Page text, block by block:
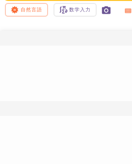
自然言語 数学入力